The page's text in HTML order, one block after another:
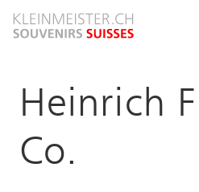
au
Heinrich
Co.